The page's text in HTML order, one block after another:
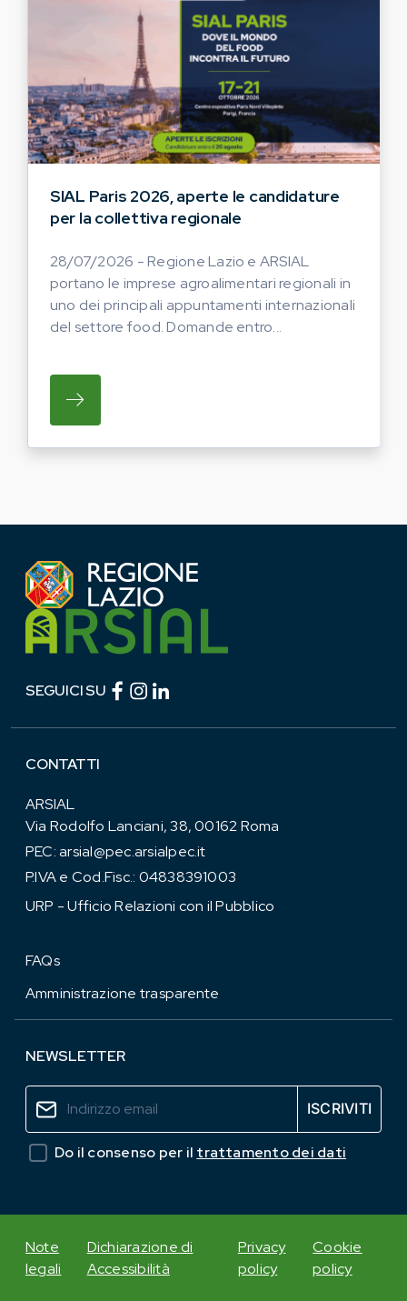
SIAL Paris 2026, aperte le candidature
per la collettiva regionale
28/07/2026 - Regione Lazio e ARSIAL
portano le imprese agroalimentari regionali in
uno dei principali appuntamenti internazionali
del settore food. Domande entro...
SU REGIONE LAZIO E ARSIAL PORTANO
SEGUICI SU Facebook (link esterno)
Instagram (link esterno)
CONTATTI
ARSIAL
Via Rodolfo Lanciani, 38, 00162 Roma
PEC:arsial@pec.arsialpec.it
P.IVA e Cod.Fisc.: 04838391003
URP - Ufficio Relazioni con il Pubblico
FAQs
Amministrazione trasparente
NEWSLETTER
Do il consenso per il trattamento dei dati
Note
legali
Dichiarazione di
Accessibilità
Privacy
policy
Cookie
policy